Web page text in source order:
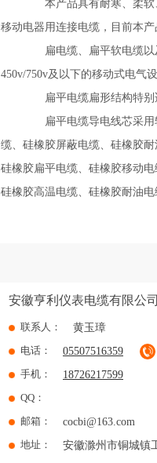
本产品具有耐寒、柔软
移动电器用连接电缆，目前本
扁电缆、扁平软电缆以及
450v/750v及以下的移动式电气设
扁平电缆扁形结构特别
扁平电缆导电线芯采用
缆、硅橡胶屏蔽电缆、硅橡胶
硅橡胶扁平电缆、硅橡胶移动
硅橡胶高温电缆、硅橡胶耐油
安徽亨利仪表电缆有限公司
联系人： 黄玉璋
电话： 05507516359
手机： 18726217599
QQ：
邮箱： cocbi@163.com
地址： 安徽滁州市铜城镇